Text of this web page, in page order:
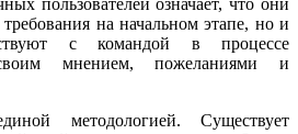
на начальном этапе, но и
с командой в процессе
мнением, пожеланиями и
методологией. Существует